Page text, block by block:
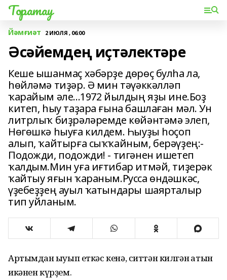
Торатау
Йәмғиәт 2 ИЮЛЯ , 06:00
Әсәйемдең иҫтәлектәре
Кеше ышанмаҫ хәбәрҙе дөрөҫ булһа ла,
һөйләмә тиҙәр. Ә мин тәүәккәлләп
ҡарайым әле...1972 йылдың яҙы ине.Боҙ
китеп, һыу таҙара ғына башлаған мәл. Ун
литрлыҡ биҙрәләремде көйәнтәмә элеп,
Нөгөшкә һыуға килдем. Һыуҙы һоҫоп
алып, ҡайтырға сыҡҡайным, берәүҙең:-
Подожди, подожди! - тигәнен ишетеп
ҡалдым.Мин уға иғтибар итмәй, тиҙерәк
ҡайтыу яғын ҡараным.Русса өндәшкәс,
үҙебеҙҙең ауыл ҡатындары шаярталыр
тип уйланым.
Артымдан ҡыуып еткәс кенә, ситтән килгән ҡатын
икәнен күрҙем.